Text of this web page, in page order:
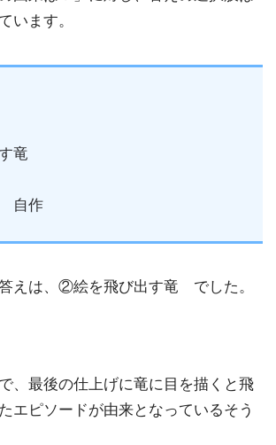
います。
竜
自作
えは、②絵を飛び出す竜 でした。
、最後の仕上げに竜に目を描くと飛
エピソードが由来となっているそう